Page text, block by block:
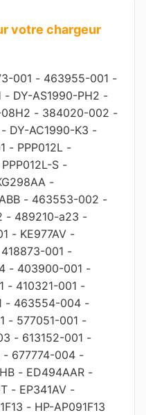
votre chargeur
001 - 463955-001 -
- DY-AS1990-PH2 -
- 384020-002 -
- DY-AC1990-K3 -
- PPP012L -
PPP012L-S -
-
- 463553-002 -
- 489210-a23 -
- KE977AV -
418873-001 -
- 403900-001 -
- 410321-001 -
- 463554-004 -
- 577051-001 -
- 613152-001 -
- 677774-004 -
- ED494AAR -
- EP341AV -
- HP-AP091F13